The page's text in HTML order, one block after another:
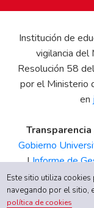
Institución de
vigilancia del
Resolución 58
por el Ministerio
en
Gobierno
|Informe de
Tributario|
Este sitio utiliza
navegando por el sitio,
política de cookies